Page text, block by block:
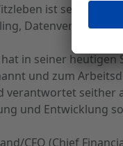
ist seit 19.
in seiner heutigen
und zum
verantwortet
und Entwicklung
CFO (Chief